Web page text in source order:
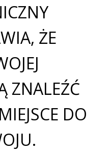
ŻE
ZNALEŹĆ
DO